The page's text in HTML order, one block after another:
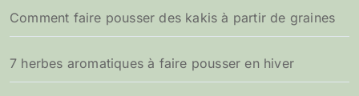
e
r
:
Comment faire pousser des kakis à partir de graines
7 herbes aromatiques à faire pousser en hiver